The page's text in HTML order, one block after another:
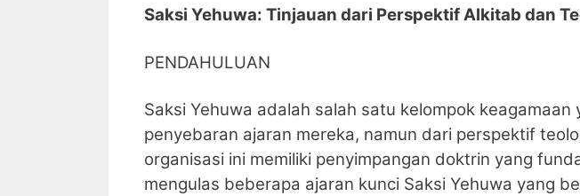
Saksi Yehuwa: Tinjauan dari Perspektif Alkitab dan
PENDAHULUAN
Saksi Yehuwa adalah salah satu kelompok keagamaan
penyebaran ajaran mereka, namun dari perspektif
organisasi ini memiliki penyimpangan doktrin yang
mengulas beberapa ajaran kunci Saksi Yehuwa yang